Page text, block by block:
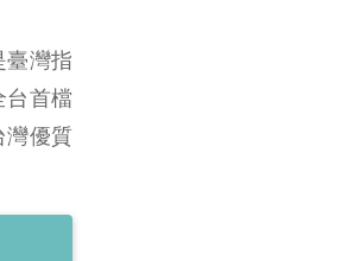
臺灣指
台首檔
灣優質